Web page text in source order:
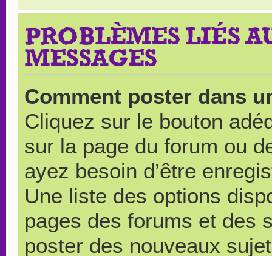
PROBLÈMES LIÉS
MESSAGES
Comment poster dans
Cliquez sur le bouton
sur la page du forum ou
ayez besoin d’être
Une liste des options
pages des forums et des
poster des nouveaux